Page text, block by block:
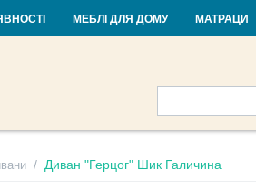
Контакти
МЕБЛІ ДЛЯ ДОМУ МАТРАЦИ
/ Диван "Герцог" Шик Галичина